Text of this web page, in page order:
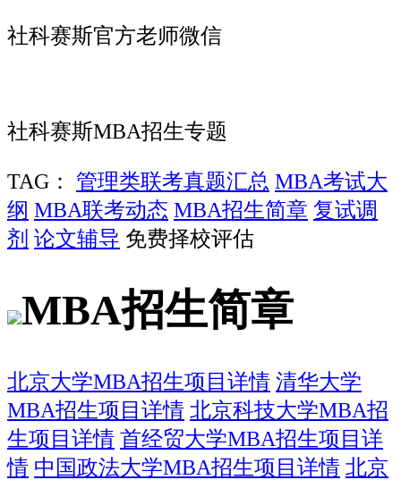
社科赛斯官方老师微信
社科赛斯MBA招生专题
TAG： 管理类联考真题汇总 MBA考试大
纲 MBA联考动态 MBA招生简章 复试调
剂 论文辅导 免费择校评估
MBA招生简章
北京大学MBA招生项目详情 清华大学
MBA招生项目详情 北京科技大学MBA招
生项目详情 首经贸大学MBA招生项目详
情 中国政法大学MBA招生项目详情 北京